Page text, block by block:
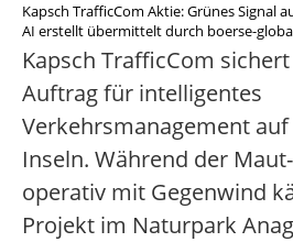
Kapsch TrafficCom Aktie: Grünes Signal
AI erstellt übermittelt durch boerse-
Kapsch TrafficCom
Auftrag für intelligentes
Verkehrsmanagement
Inseln. Während der
operativ mit Gegenwind
Projekt im Naturpark